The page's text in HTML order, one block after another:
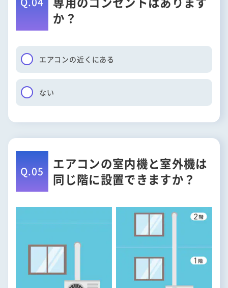
か？
エアコンの近くにある
ない
Q.05
エアコンの室内機と室外機は
同じ階に設置できますか？